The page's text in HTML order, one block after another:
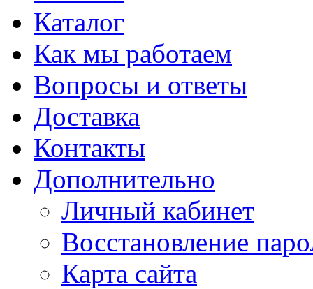
Каталог
Как мы работаем
Вопросы и ответы
Доставка
Контакты
Дополнительно
Личный кабинет
Восстановление
Карта сайта